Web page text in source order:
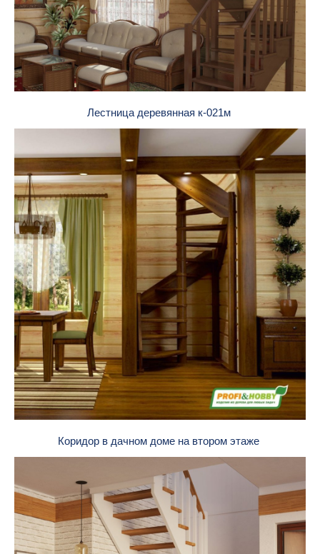
Лестница деревянная к-021м
Коридор в дачном доме на втором этаже